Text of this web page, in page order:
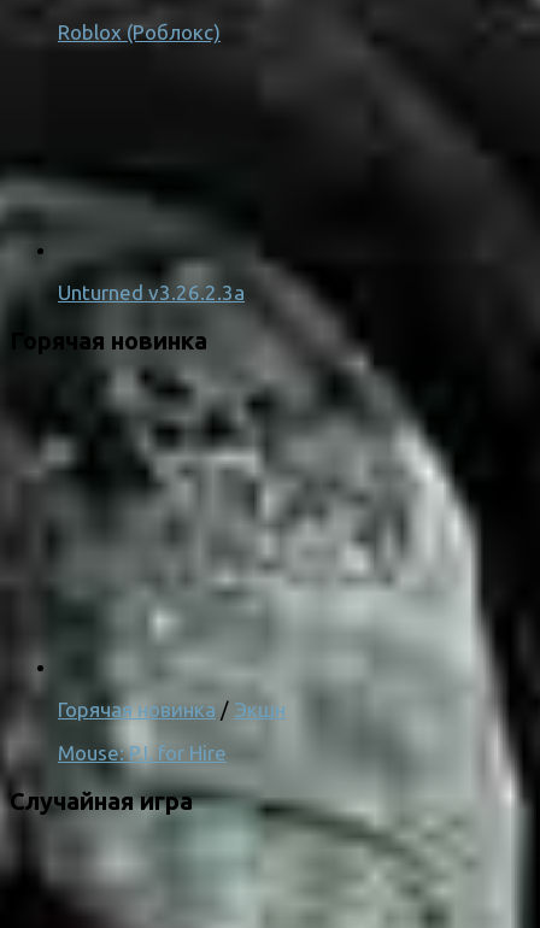
Roblox (Роблокс)
Unturned v3.26.2.3a
Горячая новинка
Горячая новинка / Экшн
Mouse: P.I. for Hire
Случайная игра